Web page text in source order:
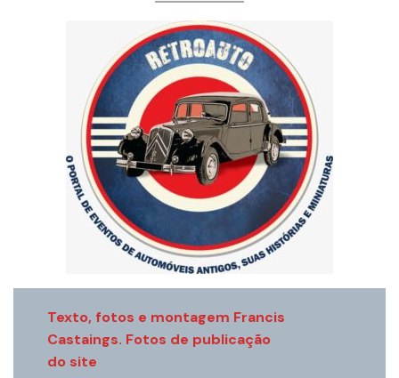
Texto, fotos e montagem Francis
Castaings. Fotos de publicação
do site